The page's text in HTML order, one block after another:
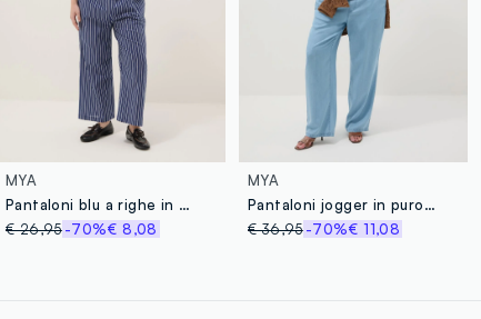
MYA
Pantaloni blu a righe in puro cotone wide leg
€ 26,95-70%€ 8,08
MYA
Pantaloni jogger in puro lyocell azzurri regular fit
€ 36,95-70%€ 11,08